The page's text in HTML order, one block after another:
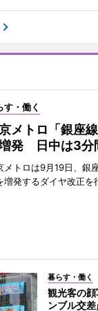
す・働く
メトロ「銀座
発 日中は3分
メトロは9月19日、銀
増発するダイヤ改正を
暮らす・働く
観光客の
ンブル交